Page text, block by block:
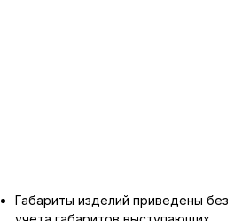
Габариты изделий приведены без